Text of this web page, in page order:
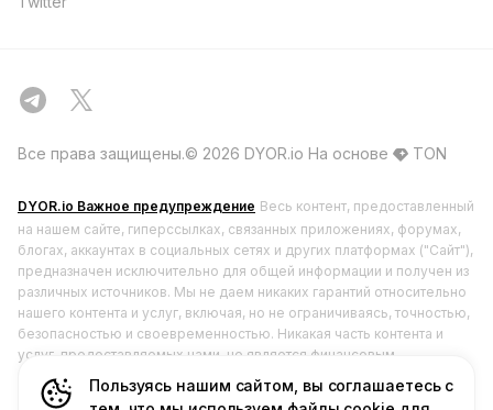
Пользуясь нашим сайтом, вы соглашаетесь с
Все права защищены.©️ 2026 DYOR.io На основе TON
DYOR.io Важное предупреждение Весь контент, предоставленный
на нашем сайте, гиперссылках, связанных приложениях, форумах,
блогах, аккаунтах в социальных сетях и других платформах ("Сайт"),
предназначен исключительно для общей информации и получен из
различных источников. Мы не даем никаких гарантий относительно
нашего контента и услуг, включая, но не ограничиваясь, точностью,
безопасностью и своевременностью. Никакая часть контента и
услуг, предоставляемых нами, не является финансовым,
юридическим или любым другим видом консультации,
предназначенной для вашего конкретного использования в каких-